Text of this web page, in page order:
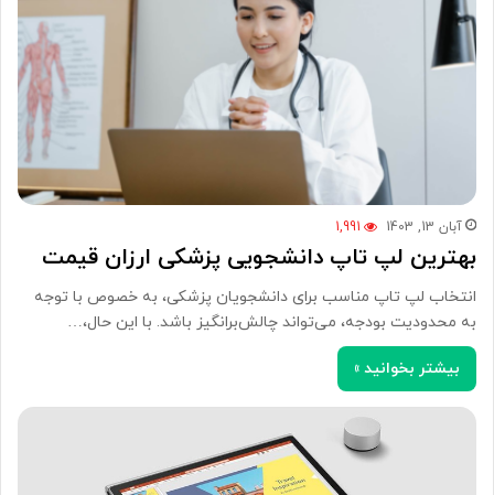
آبان 13, 1403 1,991
بهترین لپ تاپ دانشجویی پزشکی ارزان قیمت
انتخاب لپ تاپ مناسب برای دانشجویان پزشکی، به خصوص با توجه
به محدودیت بودجه، می‌تواند چالش‌برانگیز باشد. با این حال،…
بیشتر بخوانید »